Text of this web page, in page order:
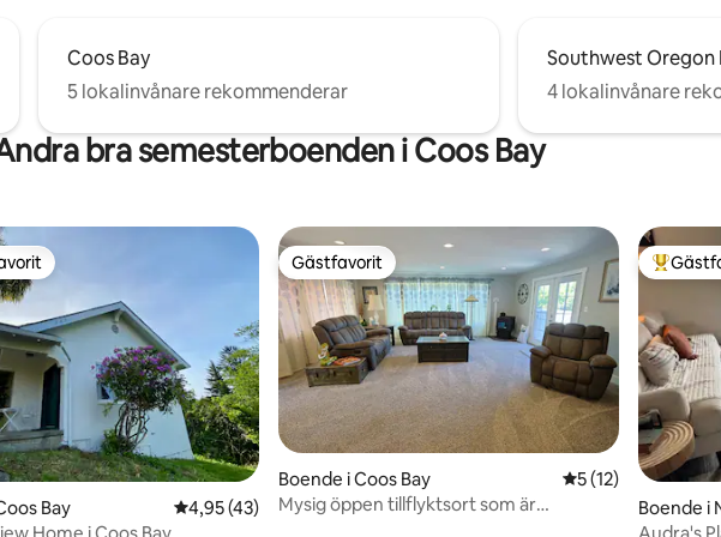
Coos Bay
5 lokalinvånare rekommenderar
Southwest
4 lokalinvånare
bra semesterboenden i Coos Bay
betyg, 8 omdömen
Bay 4,95 av 5 i genomsnittligt betyg, 43 omdömen
4,95 (43)
Gästfavorit
Gästfavorit
Boende i Coos Bay 5 av 5 i
5 (12)
Mysig öppen tillflyktsort som är
Boende i